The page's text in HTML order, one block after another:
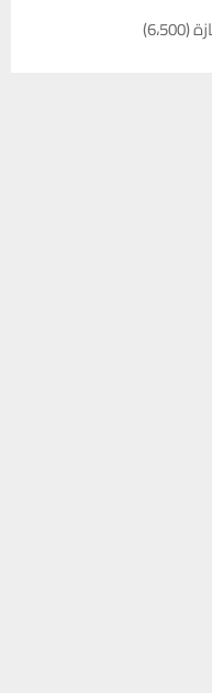
سعر كيلو السمك السمتي الحي التازة (6،500)